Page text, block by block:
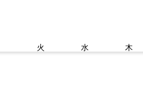
火 水 木